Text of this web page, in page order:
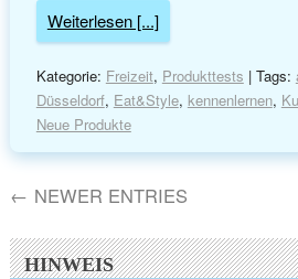
Weiterlesen [...]
Kategorie: Freizeit, Produkttests | Tags:
Düsseldorf, Eat&Style, kennenlernen,
Neue Produkte
← NEWER ENTRIES
HINWEIS